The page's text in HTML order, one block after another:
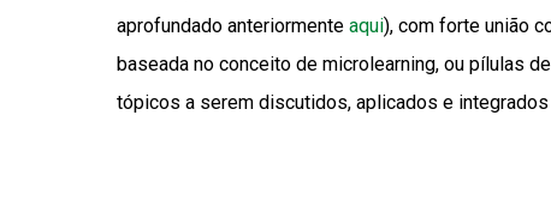
aprofundado anteriormente aqui), com forte união
baseada no conceito de microlearning, ou pílulas
tópicos a serem discutidos, aplicados e integrados